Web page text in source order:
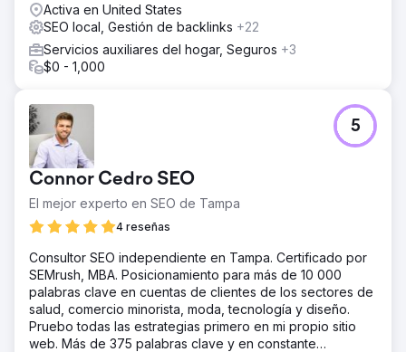
Activa en United States
SEO local, Gestión de backlinks +22
Servicios auxiliares del hogar, Seguros +3
$0 - 1,000
Connor Cedro SEO
El mejor experto en SEO de Tampa
4 reseñas
5
Consultor SEO independiente en Tampa. Certificado por
SEMrush, MBA. Posicionamiento para más de 10 000
palabras clave en cuentas de clientes de los sectores de
salud, comercio minorista, moda, tecnología y diseño.
Pruebo todas las estrategias primero en mi propio sitio
web. Más de 375 palabras clave y en constante